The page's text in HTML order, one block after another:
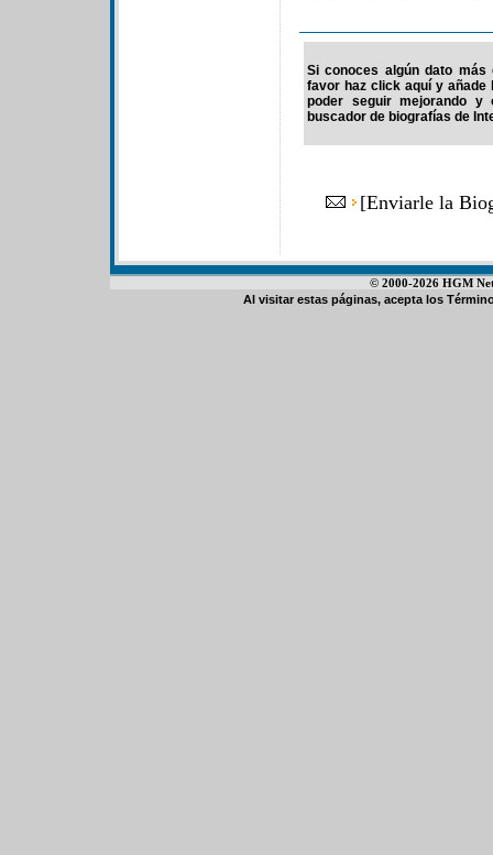
Si conoces algún dato
favor haz click aquí y
poder seguir mejorando y
buscador de biografías de
[Enviarle la
© 2000-2026 HGM
Al visitar estas páginas, acepta los